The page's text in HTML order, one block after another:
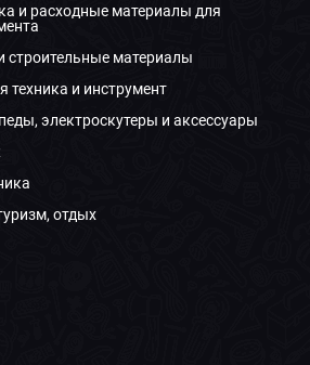
и расходные материалы для
строительные материалы
техника и инструмент
электроскутеры и аксессуары
отдых